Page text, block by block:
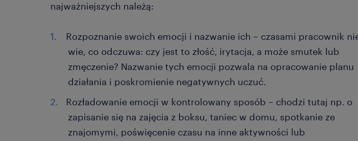
najważniejszych należą:
Rozpoznanie swoich emocji i nazwanie ich – czasami pracownik
wie, co odczuwa: czy jest to złość, irytacja, a może smutek lub
zmęczenie? Nazwanie tych emocji pozwala na opracowanie planu
działania i poskromienie negatywnych uczuć.
Rozładowanie emocji w kontrolowany sposób – chodzi tutaj np. o
zapisanie się na zajęcia z boksu, taniec w domu, spotkanie ze
znajomymi, poświęcenie czasu na inne aktywności lub